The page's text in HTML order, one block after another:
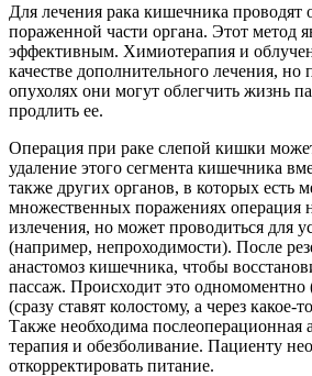
Для лечения рака кишечника
пораженной части органа. Этот метод
эффективным. Химиотерапия и
качестве дополнительного лечения, но
опухолях они могут облегчить жизнь
продлить ее.
Операция при раке слепой кишки
удаление этого сегмента кишечника
также других органов, в которых есть
множественных поражениях операция
излечения, но может проводиться для
(например, непроходимости). После
анастомоз кишечника, чтобы
пассаж. Происходит это одномоментно
(сразу ставят колостому, а через какое-
Также необходима послеоперационная
терапия и обезболивание. Пациенту
откорректировать питание.